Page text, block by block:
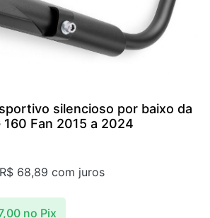
silencioso por baixo da
160 Fan 2015 a 2024
R$ 68,89 com juros
no Pix